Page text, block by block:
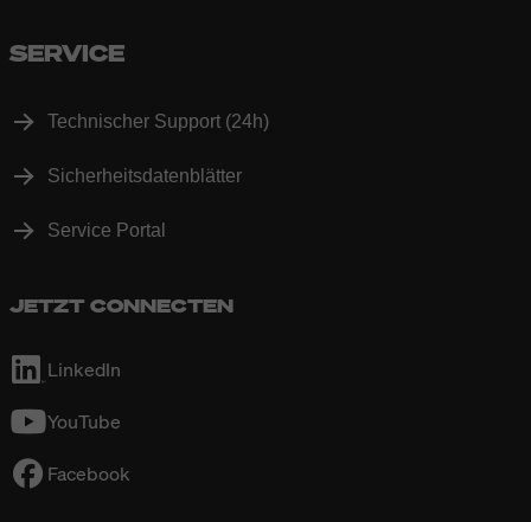
SERVICE
Technischer Support (24h)
Sicherheitsdatenblätter
Service Portal
JETZT CONNECTEN
LinkedIn
YouTube
Facebook